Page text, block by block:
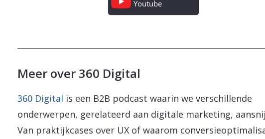
Meer over 360 Digital
360 Digital is een B2B podcast waarin we verschillende
onderwerpen, gerelateerd aan digitale marketing,
Van praktijkcases over UX of waarom